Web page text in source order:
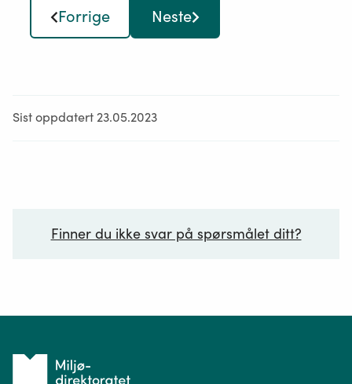
kulturverdiene der det er behov for dette.
Forrige Neste
Sist oppdatert 23.05.2023
Finner du ikke svar på spørsmålet ditt?
Tilbake